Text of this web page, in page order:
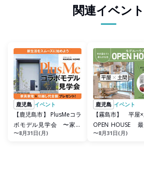
関連イベント
鹿児島 イベント
【鹿児島市】 PlusMeコラ
ボモデル見学会 〜家具
家電&amp;引越し代...
〜8月31日(月)
鹿児島 イベント
【霧島市】 平屋
OPEN HOUSE
円プレゼント
〜8月31日(月)